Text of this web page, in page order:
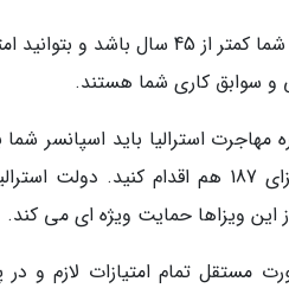
برای اخذ تمامی ویزاهای کاری اقامت دائم،
و سوابق کاری شما هستند.
تایید اداره مهاجرت استرالیا باید
کم جمعیت این کشور باشد، می توانید از طریق
ویزاها حمایت ویژه ای می کند.
صورت مستقل تمام امتیازات لازم